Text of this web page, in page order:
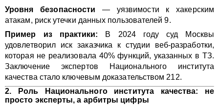
Уровня безопасности — уязвимости к хакерским
атакам, риск утечки данных пользователей 9.
Пример из практики: В 2024 году суд Москвы
удовлетворил иск заказчика к студии веб-разработки,
которая не реализовала 40% функций, указанных в ТЗ.
Заключение экспертов Национального института
качества стало ключевым доказательством 212.
2. Роль Национального института качества: не
просто эксперты, а арбитры цифры